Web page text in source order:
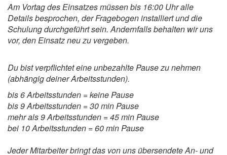
Am Vortag des Einsatzes müssen bis 16:00 Uhr alle
Details besprochen, der Fragebogen installiert und die
Schulung durchgeführt sein. Andernfalls behalten wir uns
vor, den Einsatz neu zu vergeben.
Du bist verpflichtet eine unbezahlte Pause zu nehmen
(abhängig deiner Arbeitsstunden).
bis 6 Arbeitsstunden = keine Pause
bis 9 Arbeitsstunden = 30 min Pause
mehr als 9 Arbeitsstunden = 45 min Pause
bei 10 Arbeitsstunden = 60 min Pause
Jeder Mitarbeiter bringt das von uns übersendete An- und